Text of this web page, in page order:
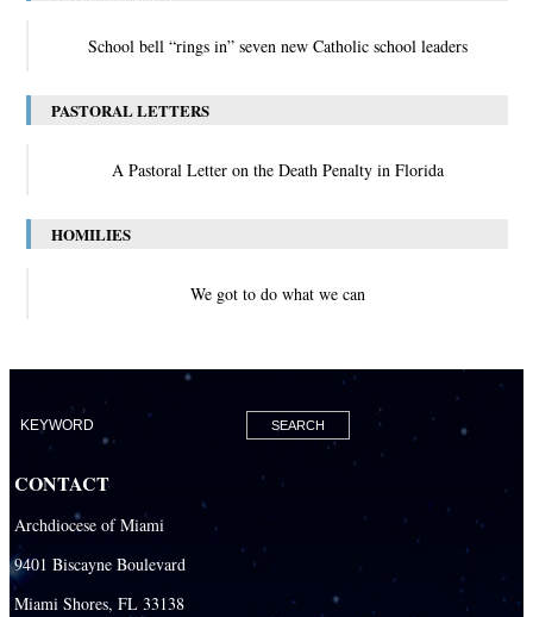
School bell “rings in” seven new Catholic school leaders
PASTORAL LETTERS
A Pastoral Letter on the Death Penalty in Florida
HOMILIES
We got to do what we can
CONTACT
Archdiocese of Miami
9401 Biscayne Boulevard
Miami Shores, FL 33138